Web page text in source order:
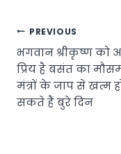
Post
PREVIOUS
भगवान श्रीकृष्ण को
प्रिय है बसंत का
मंत्रों के जाप से खत्म
सकते हैं बुरे दिन